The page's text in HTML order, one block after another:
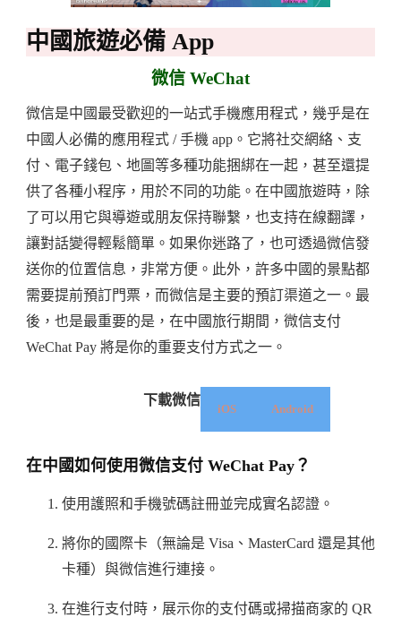
中國旅遊必備 App
微信 WeChat
微信是中國最受歡迎的一站式手機應用程式，幾乎是在
中國人必備的應用程式 / 手機 app。它將社交網絡、支
付、電子錢包、地圖等多種功能捆綁在一起，甚至還提
供了各種小程序，用於不同的功能。在中國旅遊時，除
了可以用它與導遊或朋友保持聯繫，也支持在線翻譯，
讓對話變得輕鬆簡單。如果你迷路了，也可透過微信發
送你的位置信息，非常方便。此外，許多中國的景點都
需要提前預訂門票，而微信是主要的預訂渠道之一。最
後，也是最重要的是，在中國旅行期間，微信支付
WeChat Pay 將是你的重要支付方式之一。
下載微信
iOS Android
在中國如何使用微信支付 WeChat Pay？
使用護照和手機號碼註冊並完成實名認證。
將你的國際卡（無論是 Visa、MasterCard 還是其他
卡種）與微信進行連接。
在進行支付時，展示你的支付碼或掃描商家的 QR